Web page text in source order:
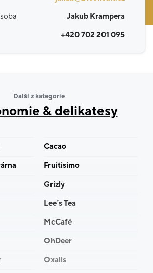
Jakub Krampera
+420 702 201 095
Další z kategorie
& delikatesy
Cacao
Fruitisimo
Grizly
Lee´s Tea
McCafé
OhDeer
Oxalis